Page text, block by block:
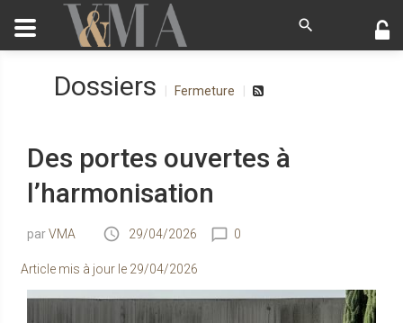
Dossiers Fermeture
Des portes ouvertes à
l’harmonisation
VMA 29/04/2026 0
Article mis à jour le 29/04/2026